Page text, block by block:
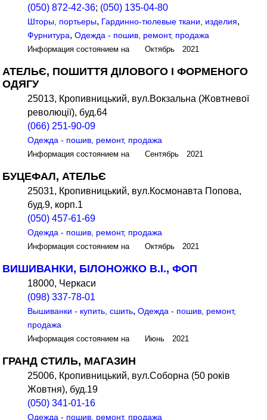
(050) 872-42-36; (050) 135-04-80
Шторы, портьеры, Гардинно-тюлевые ткани, изделия,
Фурнитура,Одежда - пошив, ремонт, продажа
Информация состоянием на Октябрь 2021
АТЕЛЬЄ, ПОШИТТЯ ДІЛОВОГО І ФОРМЕНОГО
ОДЯГУ
25013, Кропивницький, вул.Вокзальна (Жовтневої
революції), буд.64
(066) 251-90-09
Одежда - пошив, ремонт, продажа
Информация состоянием на Сентябрь 2021
БУЦЕФАЛ, АТЕЛЬЄ
25031, Кропивницький, вул.Космонавта Попова,
буд.9, корп.1
(050) 457-61-69
Одежда - пошив, ремонт, продажа
Информация состоянием на Октябрь 2021
ВИШИВАНКИ, БІЛОНОЖКО В.І., ФОП
18000, Черкаси
(098) 337-78-01
Вышиванки - купить, сшить,Одежда - пошив, ремонт,
продажа
Информация состоянием на Июнь 2021
ГРАНД СТИЛЬ, МАГАЗИН
25006, Кропивницький, вул.Соборна (50 років
Жовтня), буд.19
(050) 341-01-16
Одежда - пошив, ремонт, продажа